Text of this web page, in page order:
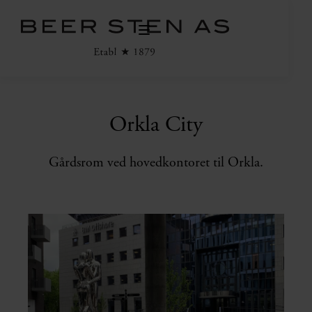
Orkla City
Gårdsrom ved hovedkontoret til Orkla.